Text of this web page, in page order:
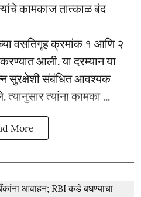
कामकाज तात्काळ बंद
वसतिगृह क्रमांक १ आणि २
आली. या दरम्यान या
सुरक्षेशी संबंधित आवश्यक
त्यांना कामका ...
More